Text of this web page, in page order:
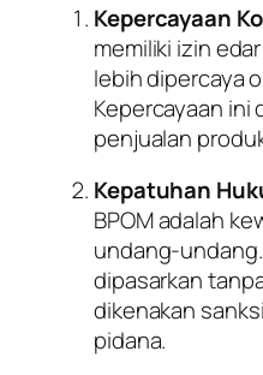
Kepercayaan
memiliki izin
lebih dipercaya
Kepercayaan ini
penjualan
Kepatuhan
BPOM adalah
undang-
dipasarkan
dikenakan
pidana.